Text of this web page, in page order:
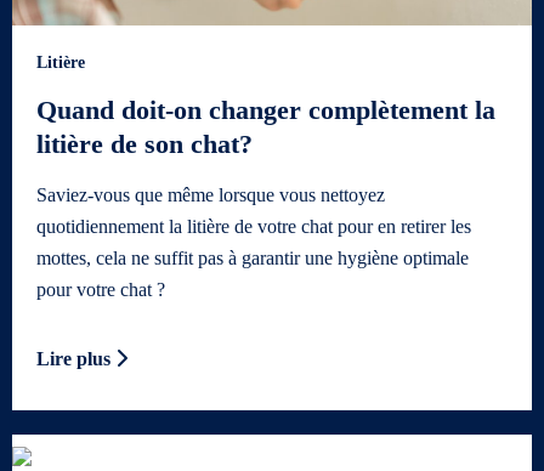
Litière
Quand doit-on changer complètement la
litière de son chat?
Saviez-vous que même lorsque vous nettoyez
quotidiennement la litière de votre chat pour en retirer les
mottes, cela ne suffit pas à garantir une hygiène optimale
pour votre chat ?
Lire plus